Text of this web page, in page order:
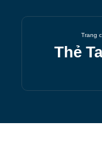
Trang
Thẻ